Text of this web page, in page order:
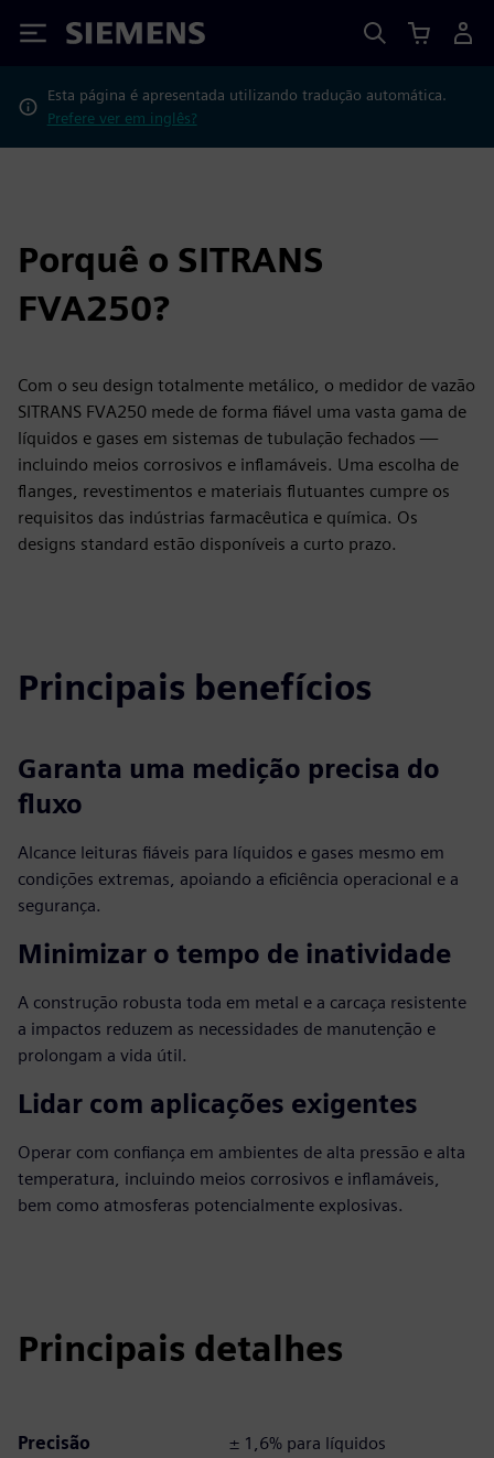
Siemens
Esta página é apresentada utilizando tradução automática.
Prefere ver em inglês?
Porquê o SITRANS
FVA250?
Com o seu design totalmente metálico, o medidor de vazão
SITRANS FVA250 mede de forma fiável uma vasta gama de
líquidos e gases em sistemas de tubulação fechados —
incluindo meios corrosivos e inflamáveis. Uma escolha de
flanges, revestimentos e materiais flutuantes cumpre os
requisitos das indústrias farmacêutica e química. Os
designs standard estão disponíveis a curto prazo.
Principais benefícios
Garanta uma medição precisa do
fluxo
Alcance leituras fiáveis para líquidos e gases mesmo em
condições extremas, apoiando a eficiência operacional e a
segurança.
Minimizar o tempo de inatividade
A construção robusta toda em metal e a carcaça resistente
a impactos reduzem as necessidades de manutenção e
prolongam a vida útil.
Lidar com aplicações exigentes
Operar com confiança em ambientes de alta pressão e alta
temperatura, incluindo meios corrosivos e inflamáveis,
bem como atmosferas potencialmente explosivas.
Principais detalhes
Precisão
± 1,6% para líquidos